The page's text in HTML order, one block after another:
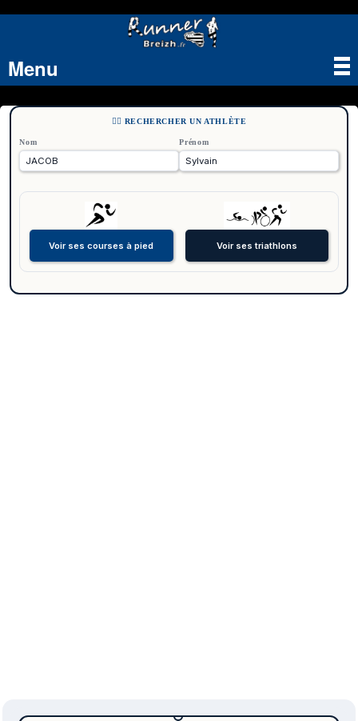
Menu
🏃‍♂️ RECHERCHER UN ATHLÈTE
Nom Prénom